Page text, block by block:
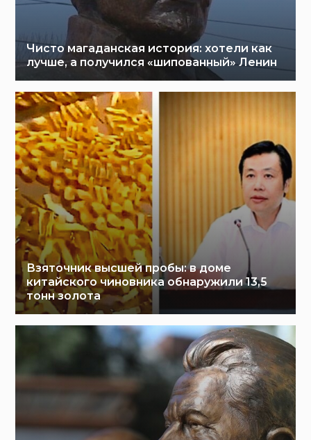
Чисто магаданская история: хотели как
лучше, а получился «шипованный» Ленин
Взяточник высшей пробы: в доме
китайского чиновника обнаружили 13,5
тонн золота